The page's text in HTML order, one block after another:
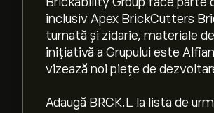
inclusiv Apex BrickCutters
turnată și zidarie, materiale
inițiativă a Grupului este
vizează noi piețe de
Adaugă BRCK.L la lista de